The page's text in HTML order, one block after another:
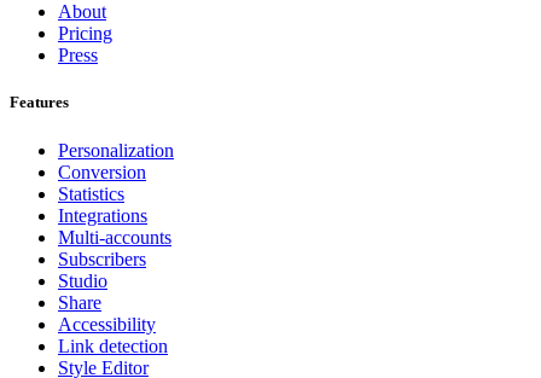
About
Pricing
Press
Features
Personalization
Conversion
Statistics
Integrations
Multi-accounts
Subscribers
Studio
Share
Accessibility
Link detection
Style Editor